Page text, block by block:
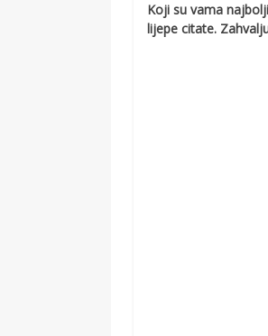
Koji su vama
lijepe citate.